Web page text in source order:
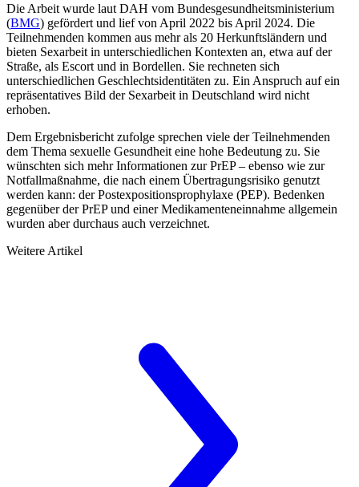
Die Arbeit wurde laut DAH vom Bundesgesundheitsministerium
(BMG) gefördert und lief von April 2022 bis April 2024. Die
Teilnehmenden kommen aus mehr als 20 Herkunftsländern und
bieten Sexarbeit in unterschiedli­chen Kontexten an, etwa auf der
Straße, als Escort und in Bordellen. Sie rechneten sich
unterschiedlichen Geschlechtsidentitäten zu. Ein Anspruch auf ein
repräsentatives Bild der Sexarbeit in Deutschland wird nicht
erhoben.
Dem Ergebnisbericht zufolge sprechen viele der Teilnehmenden
dem Thema sexuelle Gesundheit eine hohe Bedeutung zu. Sie
wünschten sich mehr Informationen zur PrEP – ebenso wie zur
Notfallmaßnahme, die nach einem Übertragungsrisiko genutzt
werden kann: der Postexpositionsprophylaxe (PEP). Bedenken
gegenüber der PrEP und einer Medikamenteneinnahme allgemein
wurden aber durchaus auch verzeichnet.
Weitere Artikel